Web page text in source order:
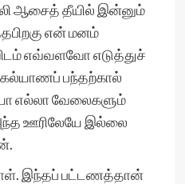
ஆசைத் தீயில் இன்னும்
என் மனம்
எவ்வளவோ எடுத்துச்
பந்தற்கால்
எல்லா வேலைகளும்
ஊரிலேயே இல்லை
இந்தப் பட்டணத்தான்